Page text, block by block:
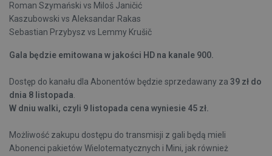
Roman Szymański vs Miloš Janičić
Kaszubowski vs Aleksandar Rakas
Sebastian Przybysz vs Lemmy Krušič
Gala będzie emitowana w jakości HD na kanale 900.
Dostęp do kanału dla Abonentów będzie sprzedawany za 39 zł do
dnia 8 listopada
W dniu walki, czyli 9 listopada cena wyniesie 45 zł.
Możliwość zakupu dostępu do transmisji z gali będą mieli
Abonenci pakietów Wielotematycznych i Mini, jak również